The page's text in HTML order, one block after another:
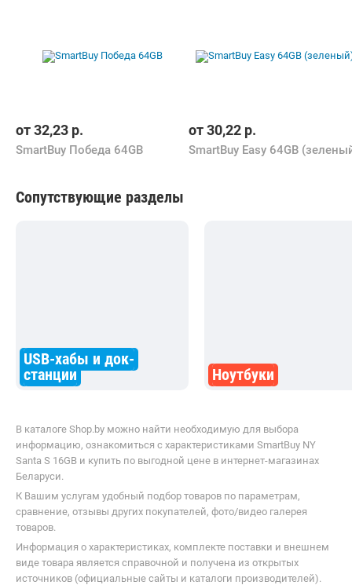
от32,23 р.
SmartBuy Победа 64GB
от30,22 р.
SmartBuy Easy 64GB
Сопутствующие разделы
USB-хабы и док-
станции
Ноутбуки
В каталоге Shop.by можно найти необходимую для выбора
информацию, ознакомиться с характеристиками SmartBuy NY
Santa S 16GB и купить по выгодной цене в интернет-магазинах
Беларуси.
К Вашим услугам удобный подбор товаров по параметрам,
сравнение, отзывы других покупателей, фото/видео галерея
товаров.
Информация о характеристиках, комплекте поставки и внешнем
виде товара является справочной и получена из открытых
источников (официальные сайты и каталоги производителей).